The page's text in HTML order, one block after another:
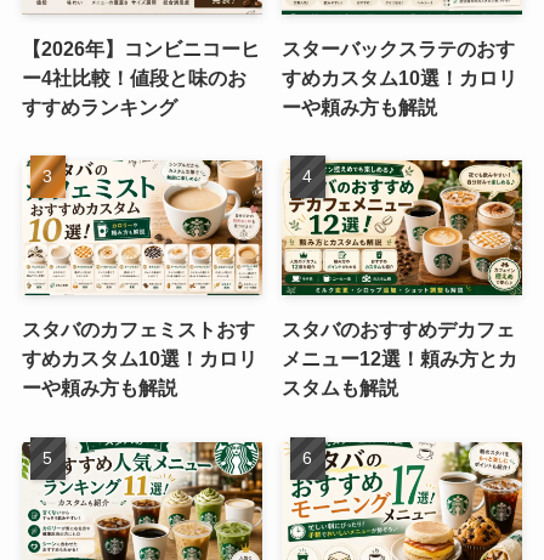
【2026年】コンビニコーヒ
ー4社比較！値段と味のお
すすめランキング
スターバックスラテのおす
すめカスタム10選！カロリ
ーや頼み方も解説
スタバのカフェミストおす
すめカスタム10選！カロリ
ーや頼み方も解説
スタバのおすすめデカフェ
メニュー12選！頼み方とカ
スタムも解説